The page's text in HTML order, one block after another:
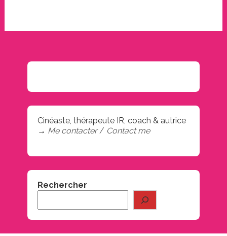
Cinéaste, thérapeute IR, coach & autrice
→ Me contacter/ Contact me
Rechercher